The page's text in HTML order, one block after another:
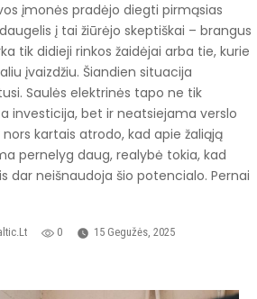
įmonės pradėjo diegti pirmąsias
į tai žiūrėjo skeptiškai – brangus
tik didieji rinkos žaidėjai arba tie, kurie
įvaizdžiu. Šiandien situacija
Saulės elektrinės tapo ne tik
investicija, bet ir neatsiejama verslo
kartais atrodo, kad apie žaliąją
pernelyg daug, realybė tokia, kad
dar neišnaudoja šio potencialo. Pernai
0 15 Gegužės, 2025